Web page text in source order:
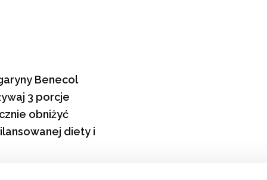
Benecol
3 porcje
obniżyć
diety i